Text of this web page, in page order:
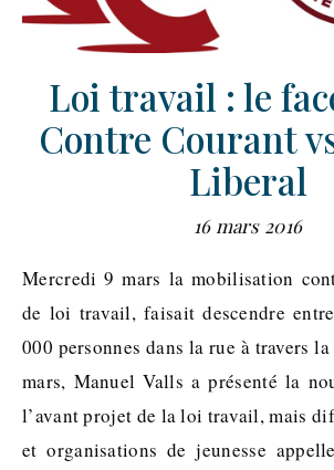
Loi travail : le
Contre Courant
Liberal
16 mars 2016
Mercredi 9 mars la mobilisation contre l’avant projet
de loi travail, faisait descendre
000 personnes dans la rue à travers
mars, Manuel Valls a présenté la
l’avant projet de la loi travail, mais
et organisations de jeunesse